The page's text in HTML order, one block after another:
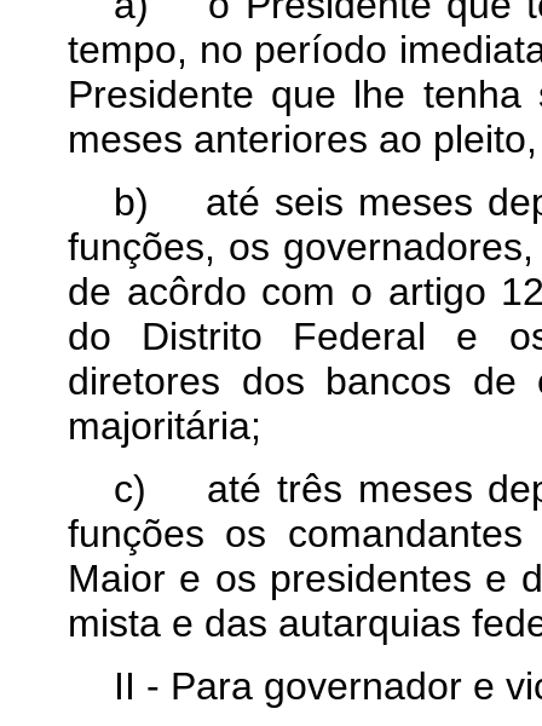
tempo, no período
Presidente que lhe
meses anteriores ao
b) até seis meses
funções, os
de acôrdo com o artigo
do Distrito Federal e
diretores dos bancos de
majoritária;
c) até três meses
funções os
Maior e os presidentes e
mista e das autarquias
II - Para governador e